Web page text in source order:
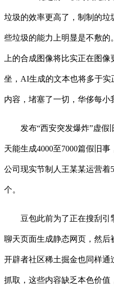
垃圾的效率更高了，制制的
些垃圾的能力上明显是不敷的
上的合成图像将比实正在图
坐，AI生成的文本也将多于
内容，堵塞了一切，华侈每小
发布“西安突发爆炸”虚假
天能生成4000至7000篇假旧
公司现实节制人王某某运营着
个。
豆包此前为了正在搜刮引
聊天页面生成静态网页，然后
开辟者社区稀土掘金也同样
抓取，这些内容缺乏本色价值